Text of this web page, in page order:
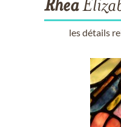
Rhea
les détails